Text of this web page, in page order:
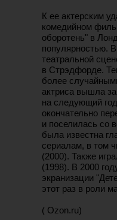
К ее актерским
комедийном
оборотень" в
популярностью.
театральной
в Стрэдфорде.
более
актриса вышла
на следующий
окончательно
и поселилась со
была известна
сериалам, в том
(2000). Также
(1998). В 2000
экранизации
этот раз в роли
( Ozon.ru)